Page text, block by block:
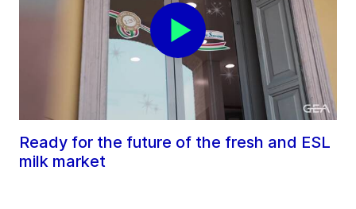
Ready for the future of the fresh and ESL
milk market